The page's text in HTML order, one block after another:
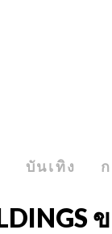
บันเทิง